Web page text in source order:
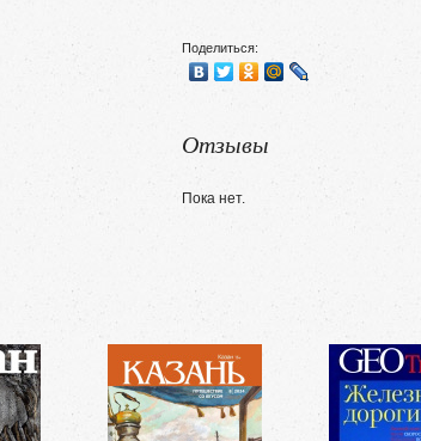
Поделиться:
Отзывы
Пока нет.